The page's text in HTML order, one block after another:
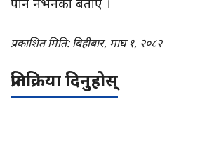
प्रकाशित मिति: बिहीबार, माघ १, २०८२
प्रतिक्रिया दिनुहोस्